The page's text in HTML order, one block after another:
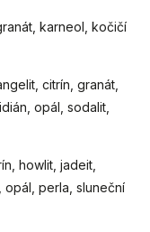
karneol, kočičí
citrín, granát,
opál, sodalit,
howlit, jadeit,
opál, perla, sluneční